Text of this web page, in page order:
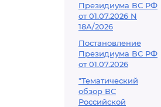
Президиума ВС РФ
от 01.07.2026 N
18А/2026
Постановление
Президиума ВС РФ
от 01.07.2026
"Тематический
обзор ВС
Российской